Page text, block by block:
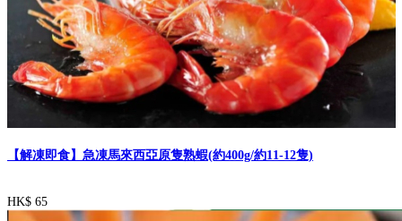
【解凍即食】急凍馬來西亞原隻熟蝦(約400g/約11-12隻)
HK$ 65